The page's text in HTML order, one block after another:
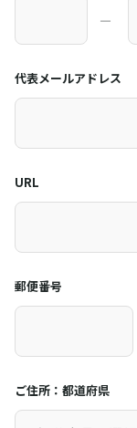
―
代表メールアドレス
URL
郵便番号
ご住所：都道府県